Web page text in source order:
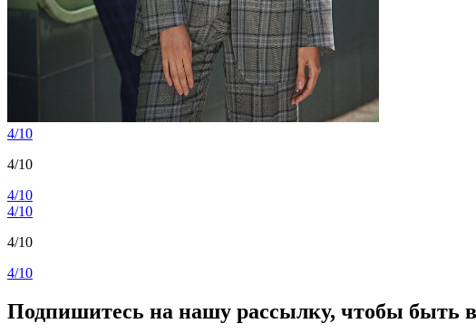
4/10
4/10
4/10
4/10
4/10
4/10
Подпишитесь на нашу рассылку, чтобы быть